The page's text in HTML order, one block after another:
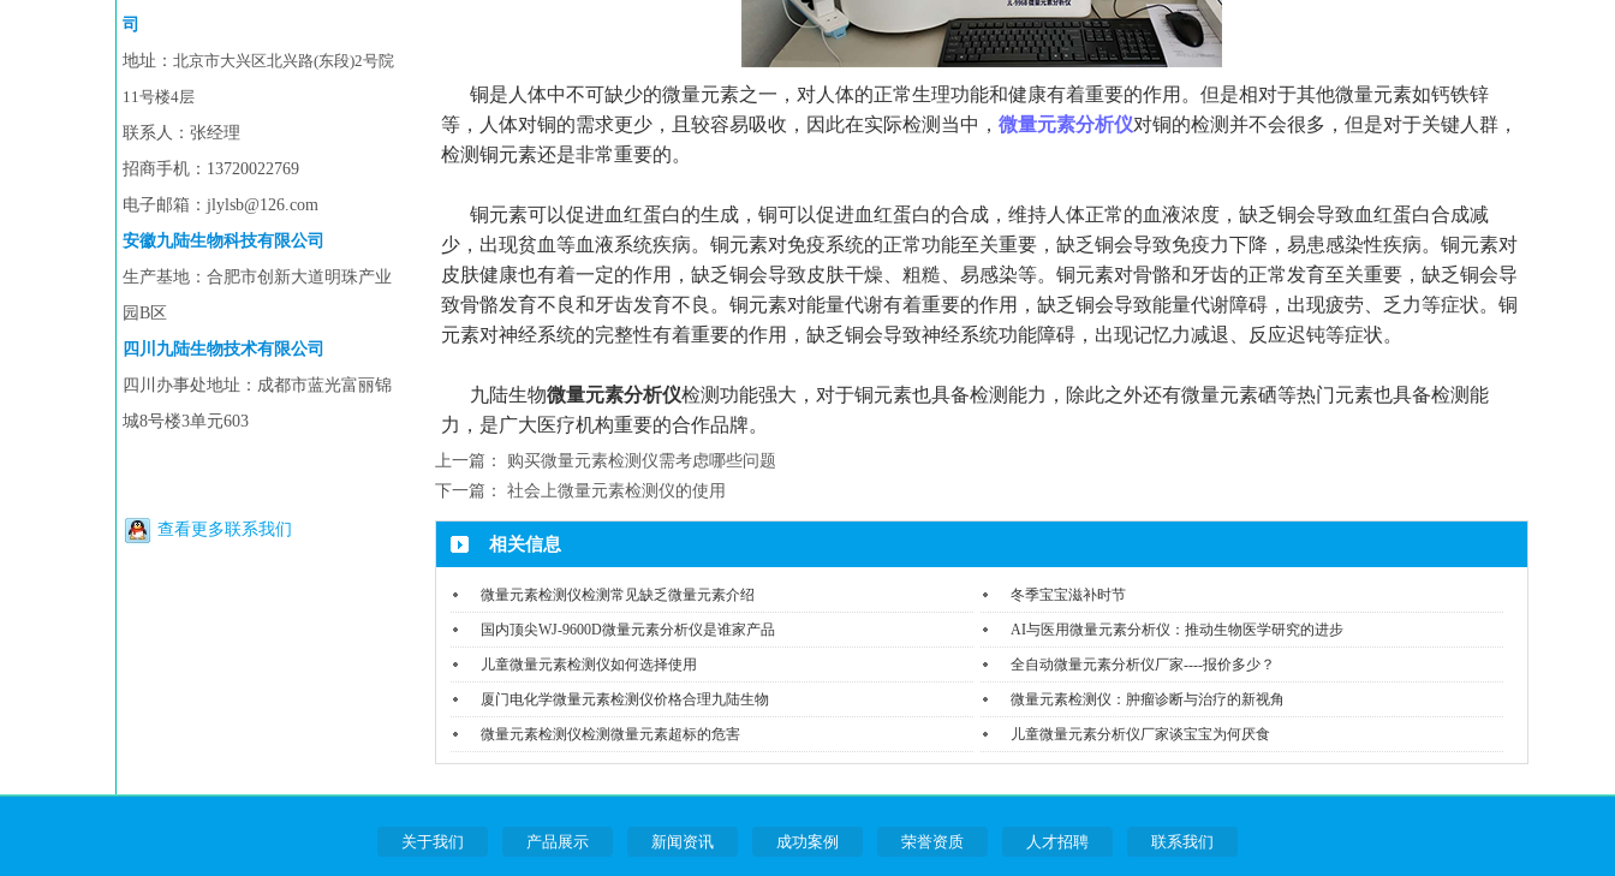
司
地址： 北京市大兴区北兴路(东段)2号院
11号楼4层
联系人：张经理
招商手机：13720022769
电子邮箱：jlylsb@126.com
安徽九陆生物科技有限公司
生产基地：合肥市创新大道明珠产业
园B区
四川九陆生物技术有限公司
四川办事处地址：成都市蓝光富丽锦
城8号楼3单元603
查看更多联系我们
铜是人体中不可缺少的微量元素之一，对人体的正常生理功能和健康有着重要的作用。但是相对于其他微量元素如钙铁锌
等，人体对铜的需求更少，且较容易吸收，因此在实际检测当中， 微量元素分析仪对铜的检测并不会很多，但是对于关键人群，
检测铜元素还是非常重要的。
铜元素可以促进血红蛋白的生成，铜可以促进血红蛋白的合成，维持人体正常的血液浓度，缺乏铜会导致血红蛋白合成减
少，出现贫血等血液系统疾病。铜元素对免疫系统的正常功能至关重要，缺乏铜会导致免疫力下降，易患感染性疾病。铜元素对
皮肤健康也有着一定的作用，缺乏铜会导致皮肤干燥、粗糙、易感染等。铜元素对骨骼和牙齿的正常发育至关重要，缺乏铜会导
致骨骼发育不良和牙齿发育不良。铜元素对能量代谢有着重要的作用，缺乏铜会导致能量代谢障碍，出现疲劳、乏力等症状。铜
元素对神经系统的完整性有着重要的作用，缺乏铜会导致神经系统功能障碍，出现记忆力减退、反应迟钝等症状。
九陆生物微量元素分析仪检测功能强大，对于铜元素也具备检测能力，除此之外还有微量元素硒等热门元素也具备检测能
力，是广大医疗机构重要的合作品牌。
上一篇： 购买微量元素检测仪需考虑哪些问题
下一篇： 社会上微量元素检测仪的使用
相关信息
微量元素检测仪检测常见缺乏微量元素介绍 冬季宝宝滋补时节
国内顶尖WJ-9600D微量元素分析仪是谁家产品 AI与医用微量元素分析仪：推动生物医学研究的进步
儿童微量元素检测仪如何选择使用 全自动微量元素分析仪厂家----报价多少？
厦门电化学微量元素检测仪价格合理九陆生物 微量元素检测仪：肿瘤诊断与治疗的新视角
微量元素检测仪检测微量元素超标的危害 儿童微量元素分析仪厂家谈宝宝为何厌食
关于我们 产品展示 新闻资讯 成功案例 荣誉资质 人才招聘 联系我们